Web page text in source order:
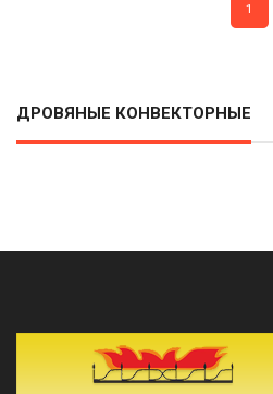
ДРОВЯНЫЕ КОНВЕКТОРНЫЕ
1